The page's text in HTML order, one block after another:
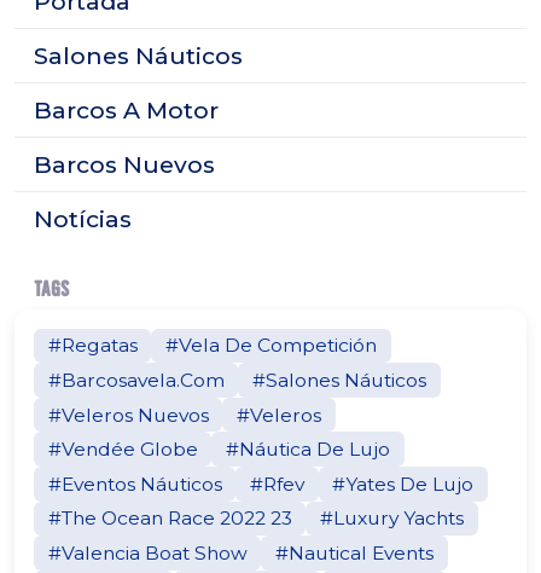
Salones Náuticos
Barcos A Motor
Barcos Nuevos
Notícias
TAGS
#Regatas
#Vela De Competición
#Barcosavela.Com
#Salones Náuticos
#Veleros Nuevos
#Veleros
#Vendée Globe
#Náutica De Lujo
#Eventos Náuticos
#Rfev
#Yates De Lujo
#The Ocean Race 2022 23
#Luxury Yachts
#Valencia Boat Show
#Nautical Events